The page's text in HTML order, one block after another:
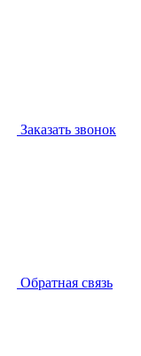
Заказать звонок
Обратная связь